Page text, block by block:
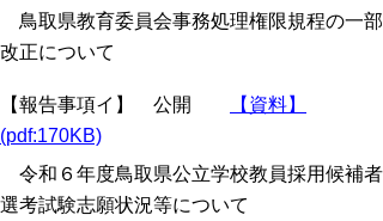
鳥取県教育委員会事務処理権限規程の一部
改正について
【報告事項イ】 公開
【資料】
(pdf:170KB)
令和６年度鳥取県公立学校教員採用候補者
選考試験志願状況等について